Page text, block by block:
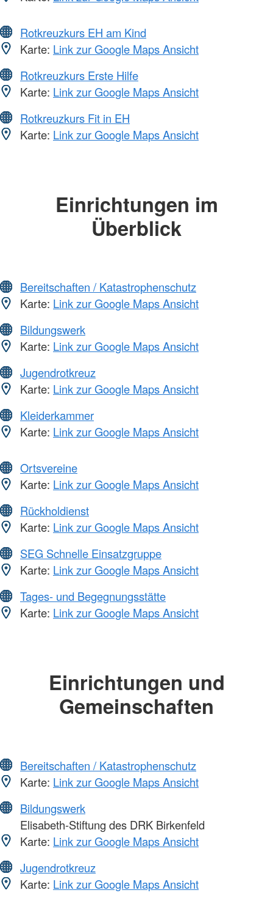
Rotkreuzkurs EH am Kind
Karte: Link zur Google Maps Ansicht
Rotkreuzkurs Erste Hilfe
Karte: Link zur Google Maps Ansicht
Rotkreuzkurs Fit in EH
Karte: Link zur Google Maps Ansicht
Einrichtungen im
Überblick
Bereitschaften / Katastrophenschutz
Karte: Link zur Google Maps Ansicht
Bildungswerk
Karte: Link zur Google Maps Ansicht
Jugendrotkreuz
Karte: Link zur Google Maps Ansicht
Kleiderkammer
Karte: Link zur Google Maps Ansicht
Ortsvereine
Karte: Link zur Google Maps Ansicht
Rückholdienst
Karte: Link zur Google Maps Ansicht
SEG Schnelle Einsatzgruppe
Karte: Link zur Google Maps Ansicht
Tages- und Begegnungsstätte
Karte: Link zur Google Maps Ansicht
Einrichtungen und
Gemeinschaften
Bereitschaften / Katastrophenschutz
Karte: Link zur Google Maps Ansicht
Bildungswerk
Elisabeth-Stiftung des DRK Birkenfeld
Karte: Link zur Google Maps Ansicht
Jugendrotkreuz
Karte: Link zur Google Maps Ansicht